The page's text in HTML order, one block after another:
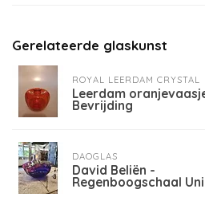
Gerelateerde glaskunst
ROYAL LEERDAM CRYSTAL
Leerdam
Bevrijding
DAOGLAS
David Beliën -
Regenboogschaal